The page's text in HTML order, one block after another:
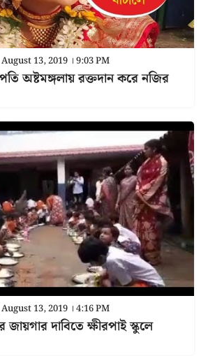
August 13, 2019 । 9:03 PM
অষ্টমঙ্গলায় রক্তদান করে নজির
August 13, 2019 । 4:16 PM
জায়গার দাবিতে ক্ষীরপাই স্কুলে